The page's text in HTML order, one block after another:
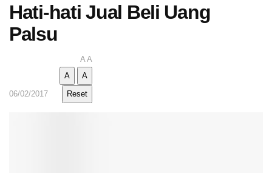
Hati-hati Jual Beli Uang
Palsu
06/02/2017
A A
A
A
Reset